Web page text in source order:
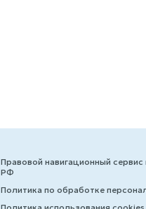
Правовой навигационный
РФ
Политика по обработке